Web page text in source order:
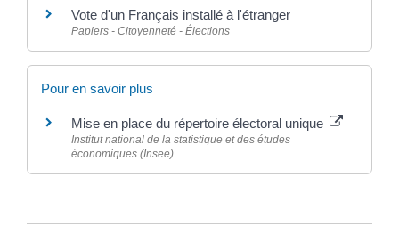
Vote d'un Français installé à l'étranger
Papiers - Citoyenneté - Élections
Pour en savoir plus
Mise en place du répertoire électoral unique
Institut national de la statistique et des études
économiques (Insee)